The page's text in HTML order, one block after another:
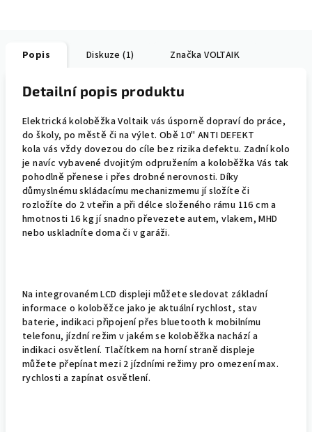
Popis Diskuze (1) Značka VOLTAIK
Detailní popis produktu
Elektrická koloběžka Voltaik vás úsporně dopraví do práce,
do školy, po městě či na výlet. Obě 10" ANTI DEFEKT
kola vás vždy dovezou do cíle bez rizika defektu. Zadní kolo
je navíc vybavené dvojitým odpružením a koloběžka Vás tak
pohodlně přenese i přes drobné nerovnosti. Díky
důmyslnému skládacímu mechanizmemu jí složíte či
rozložíte do 2 vteřin a při délce složeného rámu 116 cm a
hmotnosti 16 kg jí snadno převezete autem, vlakem, MHD
nebo uskladníte doma či v garáži.
Na integrovaném LCD displeji můžete sledovat základní
informace o koloběžce jako je aktuální rychlost, stav
baterie, indikaci připojení přes bluetooth k mobilnímu
telefonu, jízdní režim v jakém se koloběžka nachází a
indikaci osvětlení. Tlačítkem na horní straně displeje
můžete přepínat mezi 2 jízdními režimy pro omezení max.
rychlosti a zapínat osvětlení.